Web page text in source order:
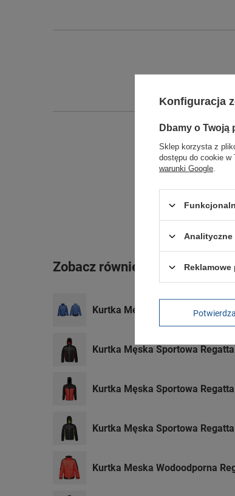
Zobacz również
Kurtka Męska Wodoodporna
Kurtka Męska Sportowa
Kurtka Męska Sportowa
Kurtka Męska Sportowa
Kurtka Meska Wodoodporna
Konfiguracja
Dbamy o Twoją
Sklep korzysta z
dostępu do cookie w
warunki Google